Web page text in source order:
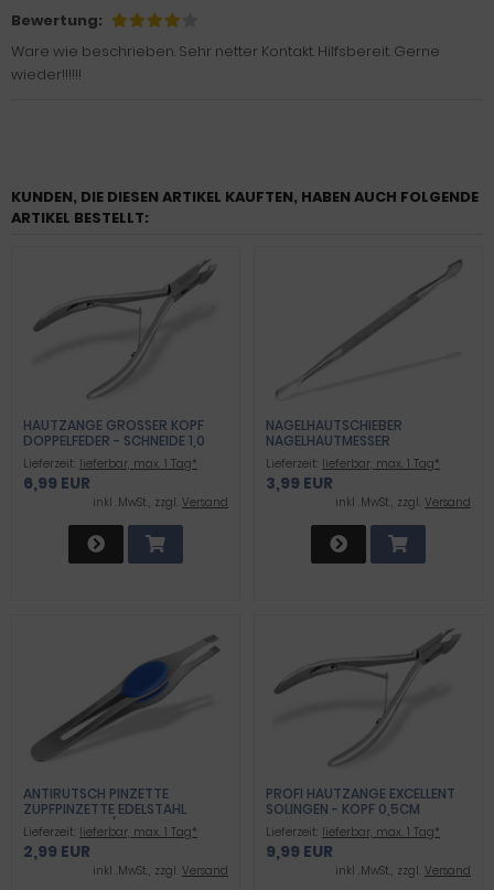
Bewertung:
Ware wie beschrieben. Sehr netter Kontakt. Hilfsbereit. Gerne
wieder!!!!!!
KUNDEN, DIE DIESEN ARTIKEL KAUFTEN, HABEN AUCH FOLGENDE
ARTIKEL BESTELLT:
HAUTZANGE GROSSER KOPF D
OPPELFEDER - SCHNEIDE 1,0 C
M PROFI QUALIT
Lieferzeit: lieferbar, max. 1 Tag*
6,99 EUR
inkl .MwSt., zzgl. Versand
NAGELHAUTSCHIEBER
NAGELHAUTMESSER
Lieferzeit: lieferbar, max. 1 Tag*
3,99 EUR
inkl .MwSt., zzgl. Versand
ANTIRUTSCH PINZETTE
ZUPFPINZETTE EDELSTAHL
BLAUER GRIFF/GERADE
Lieferzeit: lieferbar, max. 1 Tag*
2,99 EUR
inkl .MwSt., zzgl. Versand
PROFI HAUTZANGE EXCELLENT
SOLINGEN - KOPF 0,5CM
Lieferzeit: lieferbar, max. 1 Tag*
9,99 EUR
inkl .MwSt., zzgl. Versand